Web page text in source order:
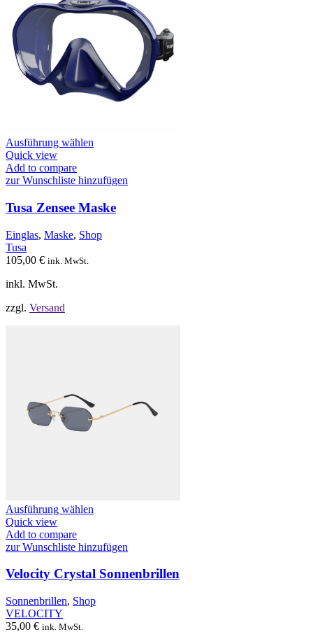
Ausführung wählen
mehrere
auf.
Die
können
Quick view
Add to compare
zur Wunschliste hinzufügen
Tusa Zensee Maske
Einglas, Maske, Shop
Tusa
105,00 € ink. MwSt.
inkl. MwSt.
zzgl. Versand
Ausführung wählen
mehrere
auf.
Optionen
können
Quick view
Add to compare
zur Wunschliste hinzufügen
Velocity Crystal Sonnenbrillen
Sonnenbrillen, Shop
VELOCITY
35,00 € ink. MwSt.